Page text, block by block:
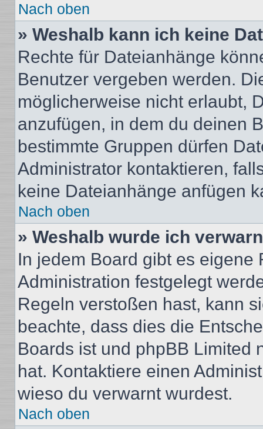
Nach oben
» Weshalb kann ich keine
Rechte für Dateianhänge
Benutzer vergeben werden.
möglicherweise nicht erlaubt,
anzufügen, in dem du deinen
bestimmte Gruppen dürfen
Administrator kontaktieren,
keine Dateianhänge anfügen
Nach oben
» Weshalb wurde ich
In jedem Board gibt es
Administration festgelegt
Regeln verstoßen hast, kann
beachte, dass dies die
Boards ist und phpBB Limited
hat. Kontaktiere einen
wieso du verwarnt wurdest.
Nach oben